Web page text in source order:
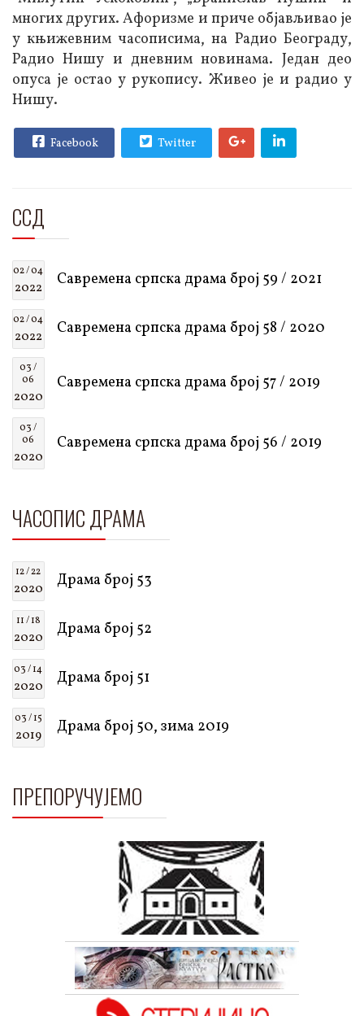
многих других. Афоризме и приче објављивао је
у књижевним часописима, на Радио Београду,
Радио Нишу и дневним новинама. Један део
опуса је остао у рукопису. Живео је и радио у
Нишу.
Facebook Twitter
ССД
02 / 04
2022 Савремена српска драма број 59 / 2021
02 / 04
2022 Савремена српска драма број 58 / 2020
03 /
06
2020
Савремена српска драма број 57 / 2019
03 /
06
2020
Савремена српска драма број 56 / 2019
ЧАСОПИС ДРАМА
12 / 22
2020 Драма број 53
11 / 18
2020 Драма број 52
03 / 14
2020 Драма број 51
03 / 15
2019 Драма број 50, зима 2019
ПРЕПОРУЧУЈЕМО